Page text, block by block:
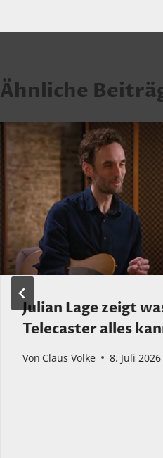
Ähnliche
Julian Lage zeigt
Telecaster alles
Von Claus Volke 8. Juli 2026